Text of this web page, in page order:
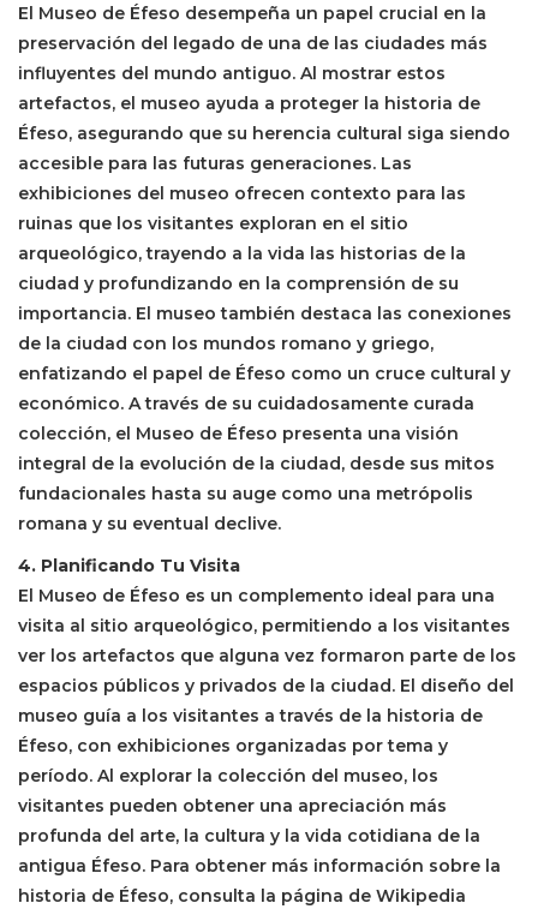
El Museo de Éfeso desempeña un papel crucial en la
preservación del legado de una de las ciudades más
influyentes del mundo antiguo. Al mostrar estos
artefactos, el museo ayuda a proteger la historia de
Éfeso, asegurando que su herencia cultural siga siendo
accesible para las futuras generaciones. Las
exhibiciones del museo ofrecen contexto para las
ruinas que los visitantes exploran en el sitio
arqueológico, trayendo a la vida las historias de la
ciudad y profundizando en la comprensión de su
importancia. El museo también destaca las conexiones
de la ciudad con los mundos romano y griego,
enfatizando el papel de Éfeso como un cruce cultural y
económico. A través de su cuidadosamente curada
colección, el Museo de Éfeso presenta una visión
integral de la evolución de la ciudad, desde sus mitos
fundacionales hasta su auge como una metrópolis
romana y su eventual declive.
4. Planificando Tu Visita
El Museo de Éfeso es un complemento ideal para una
visita al sitio arqueológico, permitiendo a los visitantes
ver los artefactos que alguna vez formaron parte de los
espacios públicos y privados de la ciudad. El diseño del
museo guía a los visitantes a través de la historia de
Éfeso, con exhibiciones organizadas por tema y
período. Al explorar la colección del museo, los
visitantes pueden obtener una apreciación más
profunda del arte, la cultura y la vida cotidiana de la
antigua Éfeso. Para obtener más información sobre la
historia de Éfeso, consulta la página de Wikipedia